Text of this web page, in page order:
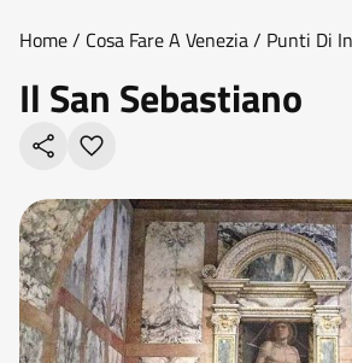
Home/ Cosa Fare A Venezia/ Punti Di
Il San Sebastiano